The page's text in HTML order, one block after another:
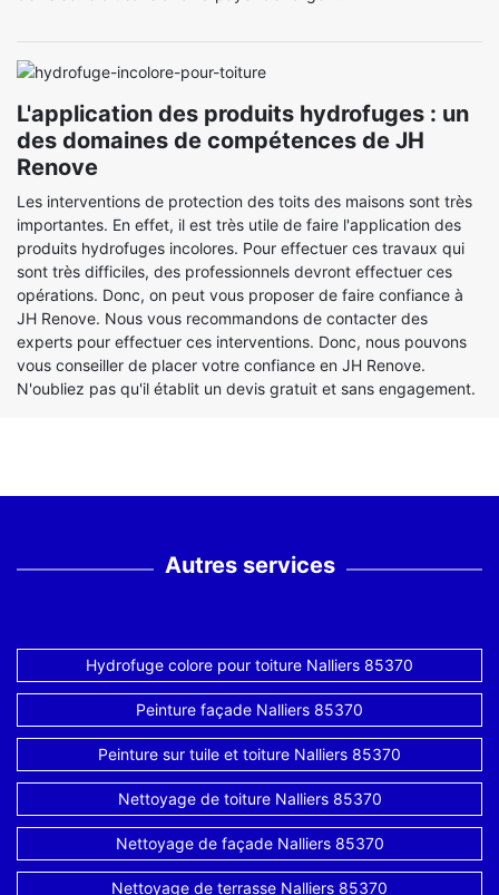
L'application des produits hydrofuges : un
des domaines de compétences de JH
Renove
Les interventions de protection des toits des maisons sont très
importantes. En effet, il est très utile de faire l'application des
produits hydrofuges incolores. Pour effectuer ces travaux qui
sont très difficiles, des professionnels devront effectuer ces
opérations. Donc, on peut vous proposer de faire confiance à
JH Renove. Nous vous recommandons de contacter des
experts pour effectuer ces interventions. Donc, nous pouvons
vous conseiller de placer votre confiance en JH Renove.
N'oubliez pas qu'il établit un devis gratuit et sans engagement.
Autres services
Hydrofuge colore pour toiture Nalliers 85370
Peinture façade Nalliers 85370
Peinture sur tuile et toiture Nalliers 85370
Nettoyage de toiture Nalliers 85370
Nettoyage de façade Nalliers 85370
Nettoyage de terrasse Nalliers 85370